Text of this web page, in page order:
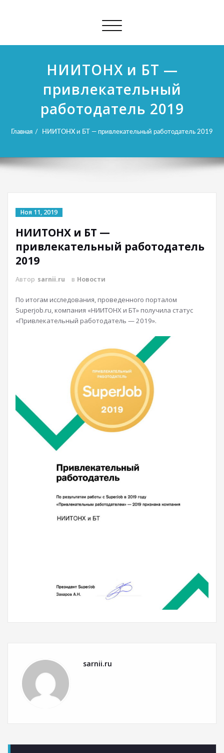
Показать/
навигацию
НИИТОНХ и БТ —
привлекательный
работодатель 2019
Главная НИИТОНХ и БТ — привлекательный работодатель 2019
Ноя 11, 2019
НИИТОНХ и БТ —
привлекательный работодатель
2019
Автор sarnii.ru в Новости
По итогам исследования, проведенного порталом
Superjob.ru, компания «НИИТОНХ и БТ» получила статус
«Привлекательный работодатель — 2019».
sarnii.ru